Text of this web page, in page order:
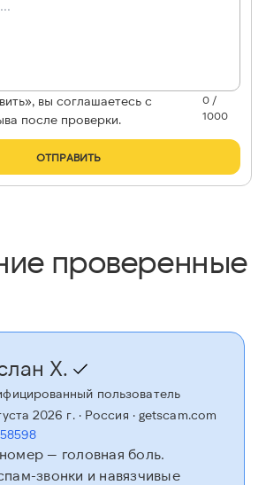
вы соглашаетесь с
после проверки.
0 /
1000
ОТПРАВИТЬ
проверенные
Х.
пользователь
2026 г.· Россия · getscam.com
— головная боль.
звонки и навязчивые